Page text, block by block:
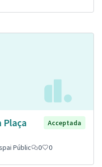
Plaça
Acceptada
Públic 0 0